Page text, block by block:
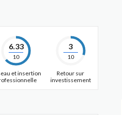
6.33
10
et insertion
3
10
Retour sur
investissement